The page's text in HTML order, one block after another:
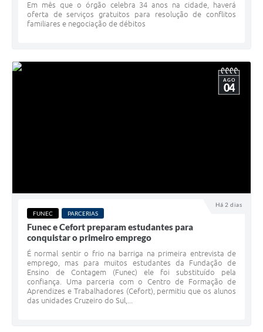
Em mês que o órgão celebra 34 anos na cidade, haverá
oferta de serviços gratuitos para resolução de conflitos
familiares e negociação de débitos
Há 2 dias
AGO
04
FUNEC PARCERIAS
Funec e Cefort preparam estudantes para
conquistar o primeiro emprego
É normal sentir o frio na barriga na primeira entrevista de
emprego, mas para muitos estudantes da Fundação de
Ensino de Contagem (Funec) ele foi substituído pela
confiança. Uma parceria com o Centro de Formação de
Aprendizes e Trabalhadores (Cefort), permitiu que os alunos
das unidades Cruzeiro do Sul,...